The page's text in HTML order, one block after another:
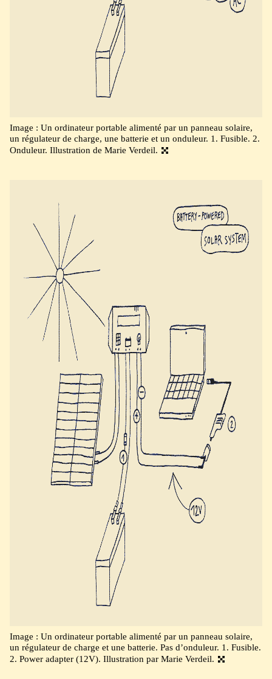
Image : Un ordinateur portable alimenté par un panneau solaire,
un régulateur de charge, une batterie et un onduleur. 1. Fusible. 2.
Onduleur. Illustration de Marie Verdeil.
Image : Un ordinateur portable alimenté par un panneau solaire,
un régulateur de charge et une batterie. Pas d’onduleur. 1. Fusible.
2. Power adapter (12V). Illustration par Marie Verdeil.